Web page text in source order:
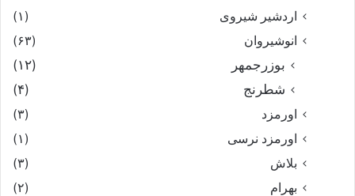
اردشیر شیروی
(۱)
انوشیروان
(۶۳)
بوزرجمهر
(۱۲)
شطرنج
(۴)
اورمزد
(۳)
اورمزد نرسى‏
(۱)
بلاش
(۳)
بهرام
(۲)